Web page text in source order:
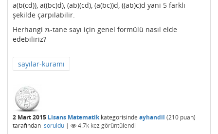
a(b(cd)), a((bc)d), (ab)(cd), (a(bc))d, ((ab)c)d yani 5 farklı
şekilde çarpılabilir.
Herhangi n
n-tane sayı için genel formülü nasıl elde
edebiliriz?
sayılar-kuramı
2 Mart 2015 Lisans Matematikkategorisinde ayhandil (210 puan)
tarafından soruldu | 4.7k kez görüntülendi